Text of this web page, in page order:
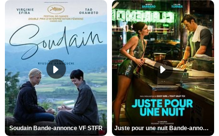
Soudain Bande-annonce VF STFR Juste pour une nuit Bande-annonce VO STFR